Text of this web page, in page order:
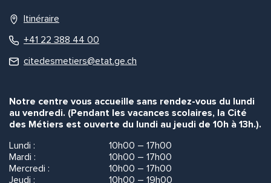
Itinéraire
+41 22 388 44 00
citedesmetiers@etat.ge.ch
Notre centre vous accueille sans rendez-vous du lundi
au vendredi. (Pendant les vacances scolaires, la Cité
des Métiers est ouverte du lundi au jeudi de 10h à 13h.).
Lundi :
10h00 – 17h00
Mardi :
10h00 – 17h00
Mercredi :
10h00 – 17h00
Jeudi :
10h00 – 19h00